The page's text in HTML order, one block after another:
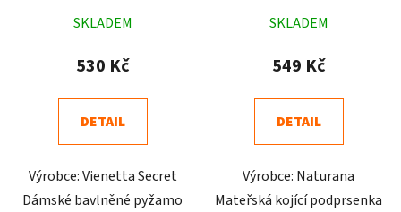
hodnocení
produktu
4,8
z
hvězdiček.
SKLADEM
530 Kč
DETAIL
Výrobce: Vienetta Secret
Dámské bavlněné pyžamo
hodnocení
produktu
4,9
z
hvězdiček.
SKLADEM
549 Kč
DETAIL
Výrobce: Naturana
Mateřská kojící podprsenka